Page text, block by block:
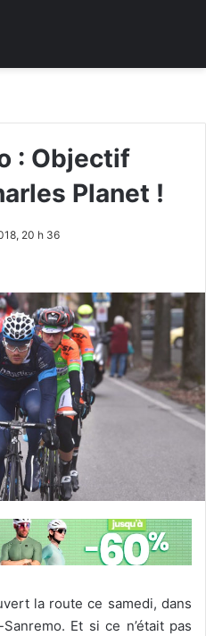
: Objectif
Planet !
20 h 36
la route ce samedi, dans
Et si ce n’était pas